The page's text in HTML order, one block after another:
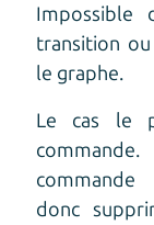
Impossible
transition
le graphe.
Le cas le
donc